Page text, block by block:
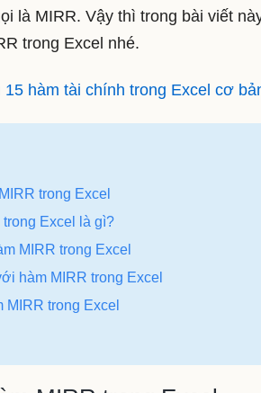
là MIRR. Vậy thì trong bài viết
trong Excel nhé.
15 hàm tài chính trong Excel cơ
trong Excel
trong Excel là gì?
MIRR trong Excel
hàm MIRR trong Excel
MIRR trong Excel